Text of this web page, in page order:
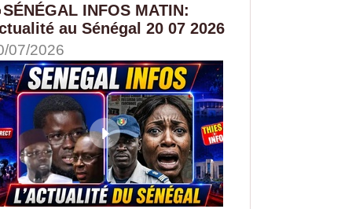
INFOS MATIN:
au Sénégal 20 07 2026
07/2026